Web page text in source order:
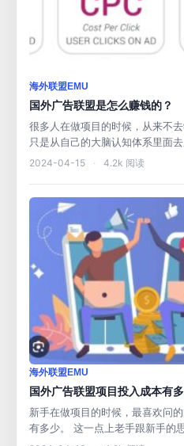
海外联盟EMU
国外广告联盟是怎么赚钱的？
很多人在做项目的时候，从来不
只是从自己的大脑认知体系里面
2024-04-15 · 4.2k 阅读
海外联盟EMU
国外广告联盟项目投入成本有
新手在做项目的时候，最喜欢问
有多少。 这一点上老手跟新手的